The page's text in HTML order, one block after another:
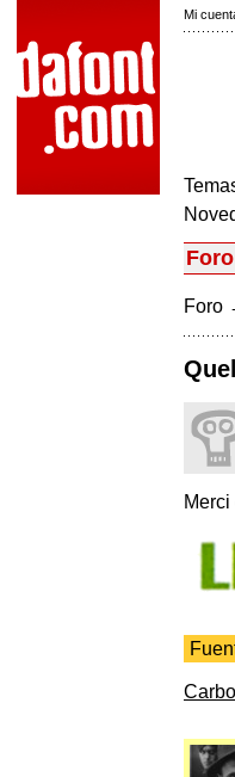
Mi
Foro
Foro